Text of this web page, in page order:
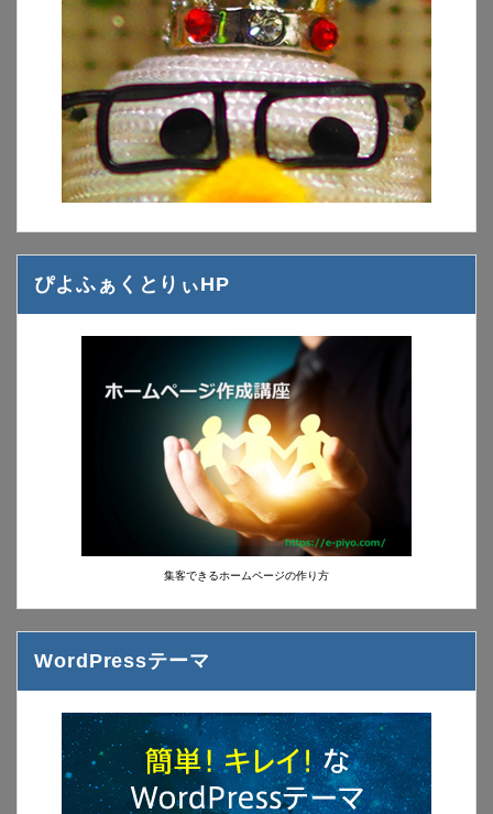
ぴよふぁくとりぃHP
集客できるホームページの作り方
WordPressテーマ